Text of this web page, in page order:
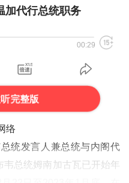
加代行总统职务
00:29
完整版
络
统发言人兼总统与内阁代
总统姆南加古瓦已开始年